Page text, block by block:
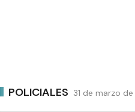
POLICIALES 31 de marzo